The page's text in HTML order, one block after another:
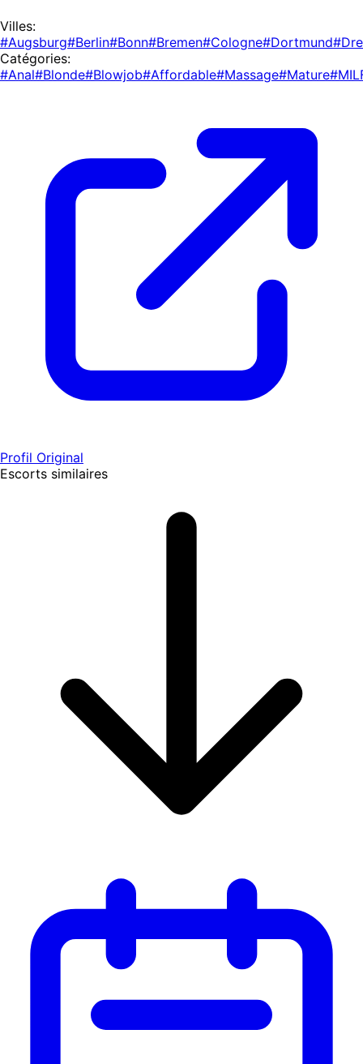
Villes:
#Augsburg#Berlin#Bonn#Bremen#Cologne#Dortmund
Catégories:
#Anal#Blonde#Blowjob#Affordable#Massage#Mature
Profil Original
Escorts similaires